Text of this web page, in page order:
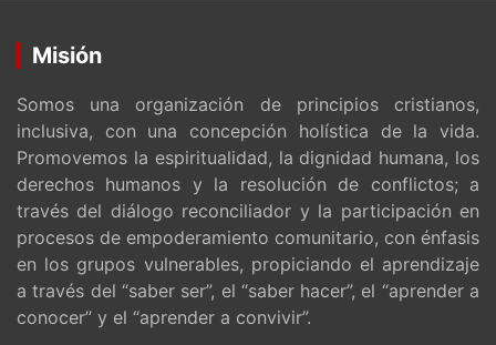
Misión
Somos una organización de principios cristianos,
inclusiva, con una concepción holística de la vida.
Promovemos la espiritualidad, la dignidad humana, los
derechos humanos y la resolución de conflictos; a
través del diálogo reconciliador y la participación en
procesos de empoderamiento comunitario, con énfasis
en los grupos vulnerables, propiciando el aprendizaje
a través del “saber ser”, el “saber hacer”, el “aprender a
conocer” y el “aprender a convivir”.